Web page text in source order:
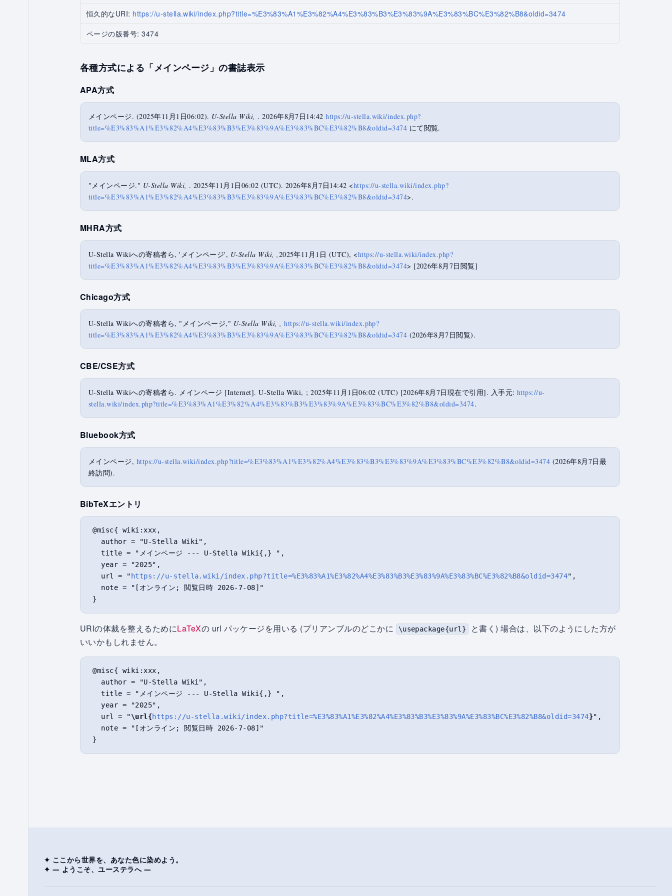
恒久的なURI: https://u-stella.wiki/index.php?title=%E3%83%A1%E3%82%A4%E3%83%B3%E3%83%9A%E3%83%BC%E3%82%B8&oldid=3474
ページの版番号: 3474
各種方式による「メインページ」の書誌表示
APA方式
メインページ. (2025年11月1日06:02). U-Stella Wiki, . 2026年8月7日14:42https://u-stella.wiki/index.php?
title=%E3%83%A1%E3%82%A4%E3%83%B3%E3%83%9A%E3%83%BC%E3%82%B8&oldid=3474 にて閲覧.
MLA方式
"メインページ." U-Stella Wiki, . 2025年11月1日06:02 (UTC). 2026年8月7日14:42 <https://u-stella.wiki/index.php?
title=%E3%83%A1%E3%82%A4%E3%83%B3%E3%83%9A%E3%83%BC%E3%82%B8&oldid=3474>.
MHRA方式
U-Stella Wikiへの寄稿者ら, 'メインページ', U-Stella Wiki, ,2025年11月1日 (UTC), <https://u-stella.wiki/index.php?
title=%E3%83%A1%E3%82%A4%E3%83%B3%E3%83%9A%E3%83%BC%E3%82%B8&oldid=3474> [2026年8月7日閲覧]
Chicago方式
U-Stella Wikiへの寄稿者ら, "メインページ," U-Stella Wiki, , https://u-stella.wiki/index.php?
title=%E3%83%A1%E3%82%A4%E3%83%B3%E3%83%9A%E3%83%BC%E3%82%B8&oldid=3474 (2026年8月7日閲覧).
CBE/CSE方式
U-Stella Wikiへの寄稿者ら. メインページ [Internet]. U-Stella Wiki, ; 2025年11月1日06:02 (UTC) [2026年8月7日現在で引用]. 入手元: https://u-
stella.wiki/index.php?title=%E3%83%A1%E3%82%A4%E3%83%B3%E3%83%9A%E3%83%BC%E3%82%B8&oldid=3474.
Bluebook方式
メインページ, https://u-stella.wiki/index.php?title=%E3%83%A1%E3%82%A4%E3%83%B3%E3%83%9A%E3%83%BC%E3%82%B8&oldid=3474 (2026年8月7日最
終訪問).
BibTeXエントリ
@misc{ wiki:xxx,
   author = "U-Stella Wiki",
   title = "メインページ --- U-Stella Wiki{,} ",
   year = "2025",
   url = "
https://u-stella.wiki/index.php?title=%E3%83%A1%E3%82%A4%E3%83%B3%E3%83%9A%E3%83%BC%E3%82%B8&oldid=3474",
   note = "[オンライン; 閲覧日時 2026-7-08]"
URIの体裁を整えるためにLaTeXの url パッケージを用いる (プリアンブルのどこかに \usepackage{url}
と書く) 場合は、以下のようにした方が
いいかもしれません。
@misc{ wiki:xxx,
   author = "U-Stella Wiki",
   title = "メインページ --- U-Stella Wiki{,} ",
   year = "2025",
   url = "
\url{https://u-stella.wiki/index.php?title=%E3%83%A1%E3%82%A4%E3%83%B3%E3%83%9A%E3%83%BC%E3%82%B8&oldid=3474}",
   note = "[オンライン; 閲覧日時 2026-7-08]"
✦ ここから世界を、あなた色に染めよう。
✦ ― ようこそ、ユーステラへ ―